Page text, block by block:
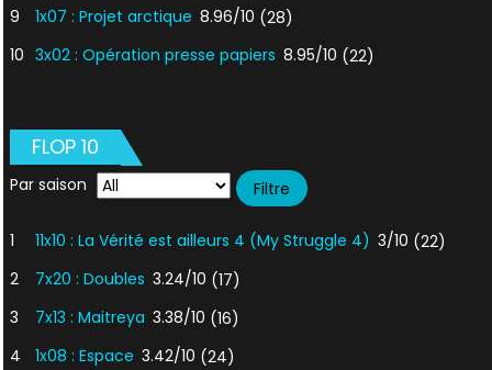
9
1x07 : Projet arctique 8.96/10 (28)
10 3x02 : Opération presse papiers 8.95/10 (22)
FLOP 10
Par saison
1 11x10 : La Vérité est ailleurs 4 (My Struggle 4) 3/10 (22)
2
7x20 : Doubles 3.24/10 (17)
3
7x13 : Maitreya 3.38/10 (16)
4
1x08 : Espace 3.42/10 (24)